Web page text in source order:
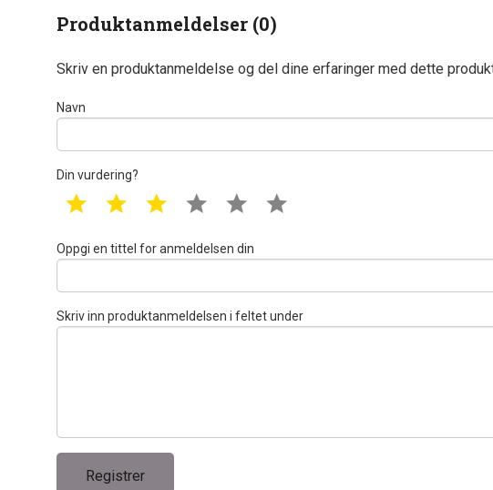
Produktanmeldelser (0)
Skriv en produktanmeldelse og del dine erfaringer med dette
Navn
Din vurdering?
1 star 2 star 3 star 4 star 5 star
Oppgi en tittel for anmeldelsen din
Skriv inn produktanmeldelsen i feltet under